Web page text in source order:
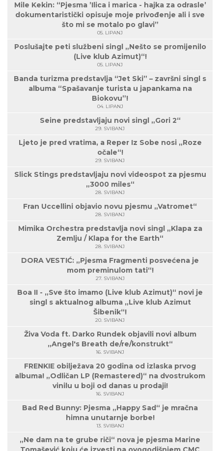
Mile Kekin: “Pjesma ’Ilica i marica - hajka za odrasle’
dokumentaristički opisuje moje privođenje ali i sve
što mi se motalo po glavi”
05. LIPANJ
Poslušajte peti službeni singl „Nešto se promijenilo
(Live klub Azimut)“!
05. LIPANJ
Banda turizma predstavlja “Jet Ski” – završni singl s
albuma “Spašavanje turista u japankama na
Biokovu”!
04. LIPANJ
Seine predstavljaju novi singl „Gori 2“
29. SVIBANJ
Ljeto je pred vratima, a Reper Iz Sobe nosi „Roze
očale“!
29. SVIBANJ
Slick Stings predstavljaju novi videospot za pjesmu
„3000 miles“
28. SVIBANJ
Fran Uccellini objavio novu pjesmu „Vatromet“
28. SVIBANJ
Mimika Orchestra predstavlja novi singl „Klapa za
Zemlju / Klapa for the Earth“
28. SVIBANJ
DORA VESTIĆ: „Pjesma Fragmenti posvećena je
mom preminulom tati“!
27. SVIBANJ
Boa II - „Sve što imamo (Live klub Azimut)“ novi je
singl s aktualnog albuma „Live klub Azimut
Šibenik“!
20. SVIBANJ
Živa Voda ft. Darko Rundek objavili novi album
„Angel's Breath de/re/konstrukt“
16. SVIBANJ
FRENKIE obilježava 20 godina od izlaska prvog
albuma! „Odličan LP (Remastered)“ na dvostrukom
vinilu u boji od danas u prodaji!
16. SVIBANJ
Bad Red Bunny: Pjesma „Happy Sad“ je mračna
himna unutarnje borbe!
13. SVIBANJ
„Ne dam na te grube riči“ nova je pjesma Marine